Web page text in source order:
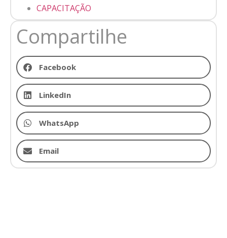
CAPACITAÇÃO
Compartilhe
Facebook
LinkedIn
WhatsApp
Email